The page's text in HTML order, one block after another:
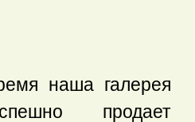
наша галерея
продает